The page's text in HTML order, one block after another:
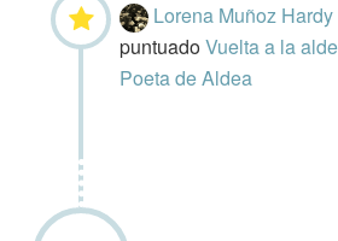
Lorena Muñoz Hardy
puntuadoVuelta a la
Poeta de Aldea